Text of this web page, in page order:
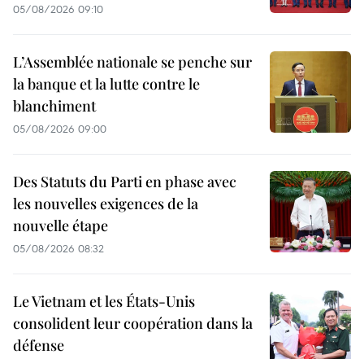
05/08/2026 09:10
L’Assemblée nationale se penche sur
la banque et la lutte contre le
blanchiment
05/08/2026 09:00
Des Statuts du Parti en phase avec
les nouvelles exigences de la
nouvelle étape
05/08/2026 08:32
Le Vietnam et les États-Unis
consolident leur coopération dans la
défense